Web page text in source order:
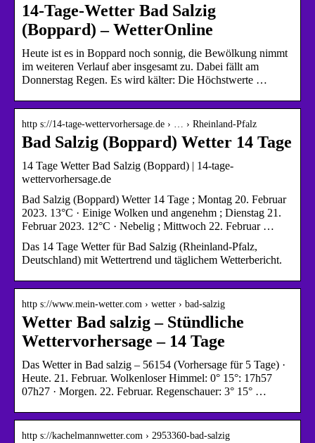
14-Tage-Wetter Bad Salzig
(Boppard) – WetterOnline
Heute ist es in Boppard noch sonnig, die Bewölkung nimmt
im weiteren Verlauf aber insgesamt zu. Dabei fällt am
Donnerstag Regen. Es wird kälter: Die Höchstwerte …
http s://14-tage-wettervorhersage.de › … › Rheinland-Pfalz
Bad Salzig (Boppard) Wetter 14 Tage
14 Tage Wetter Bad Salzig (Boppard) | 14-tage-
wettervorhersage.de
Bad Salzig (Boppard) Wetter 14 Tage ; Montag 20. Februar
2023. 13°C · Einige Wolken und angenehm ; Dienstag 21.
Februar 2023. 12°C · Nebelig ; Mittwoch 22. Februar …
Das 14 Tage Wetter für Bad Salzig (Rheinland-Pfalz,
Deutschland) mit Wettertrend und täglichem Wetterbericht.
http s://www.mein-wetter.com › wetter › bad-salzig
Wetter Bad salzig – Stündliche
Wettervorhersage – 14 Tage
Das Wetter in Bad salzig – 56154 (Vorhersage für 5 Tage) ·
Heute. 21. Februar. Wolkenloser Himmel: 0° 15°: 17h57
07h27 · Morgen. 22. Februar. Regenschauer: 3° 15° …
http s://kachelmannwetter.com › 2953360-bad-salzig